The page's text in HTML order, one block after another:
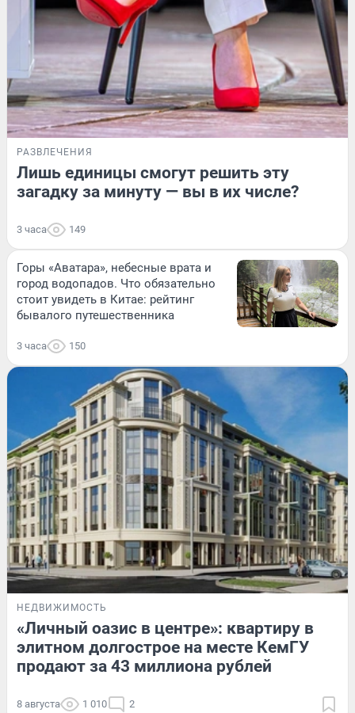
РАЗВЛЕЧЕНИЯ
Лишь единицы смогут решить эту
загадку за минуту — вы в их числе?
3 часа 149
Горы «Аватара», небесные врата и
город водопадов. Что обязательно
стоит увидеть в Китае: рейтинг
бывалого путешественника
3 часа 150
НЕДВИЖИМОСТЬ
«Личный оазис в центре»: квартиру в
элитном долгострое на месте КемГУ
продают за 43 миллиона рублей
8 августа 1 010 2